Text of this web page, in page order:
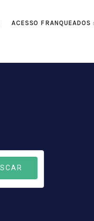
ACESSO FRANQUEADOS